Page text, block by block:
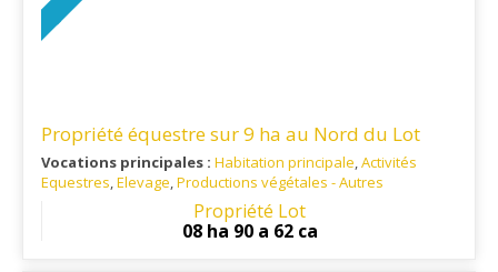
Propriété équestre sur 9 ha au Nord du Lot
Vocations principales : Habitation principale,Activités
Equestres,Elevage,Productions végétales - Autres
: Au nord du Département du Lot, proche
Propriété Lot
08 ha 90 a 62 ca